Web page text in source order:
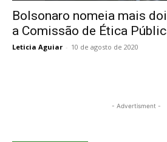
Bolsonaro nomeia mais
a Comissão de Ética
Leticia Aguiar - 10 de agosto de 2020
- Advertisment -